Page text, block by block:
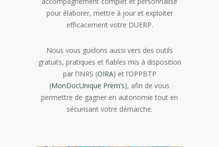
pour élaborer, mettre à jour et exploiter
efficacement votre DUERP.
Nous vous guidons aussi vers des outils
gratuits, pratiques et fiables mis à disposition
par l’INRS (OIRA) et l’OPPBTP
(MonDocUnique Prem’s), afin de vous
permettre de gagner en autonomie tout en
sécurisant votre démarche.